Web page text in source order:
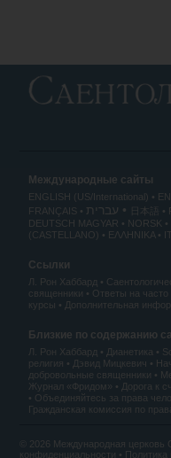
Международные сайты
ENGLISH (US/International)
FRANÇAIS
עברית 日本語
DEUTSCH MAGYAR NORSK
(CASTELLANO)
ΕΛΛΗΝΙΚA
Ссылки
Л. Рон Хаббард
священники
Ответы на
курсы
Дополнительная
Близкие по содержанию
Л. Рон Хаббард Дианетика
религия
Дэвид Мицкевич
добровольные священники
Журнал «Фридом»
Дорога к
Объединяйтесь за права
Гражданская комиссия по
© 2026 Международная
конфиденциальности •